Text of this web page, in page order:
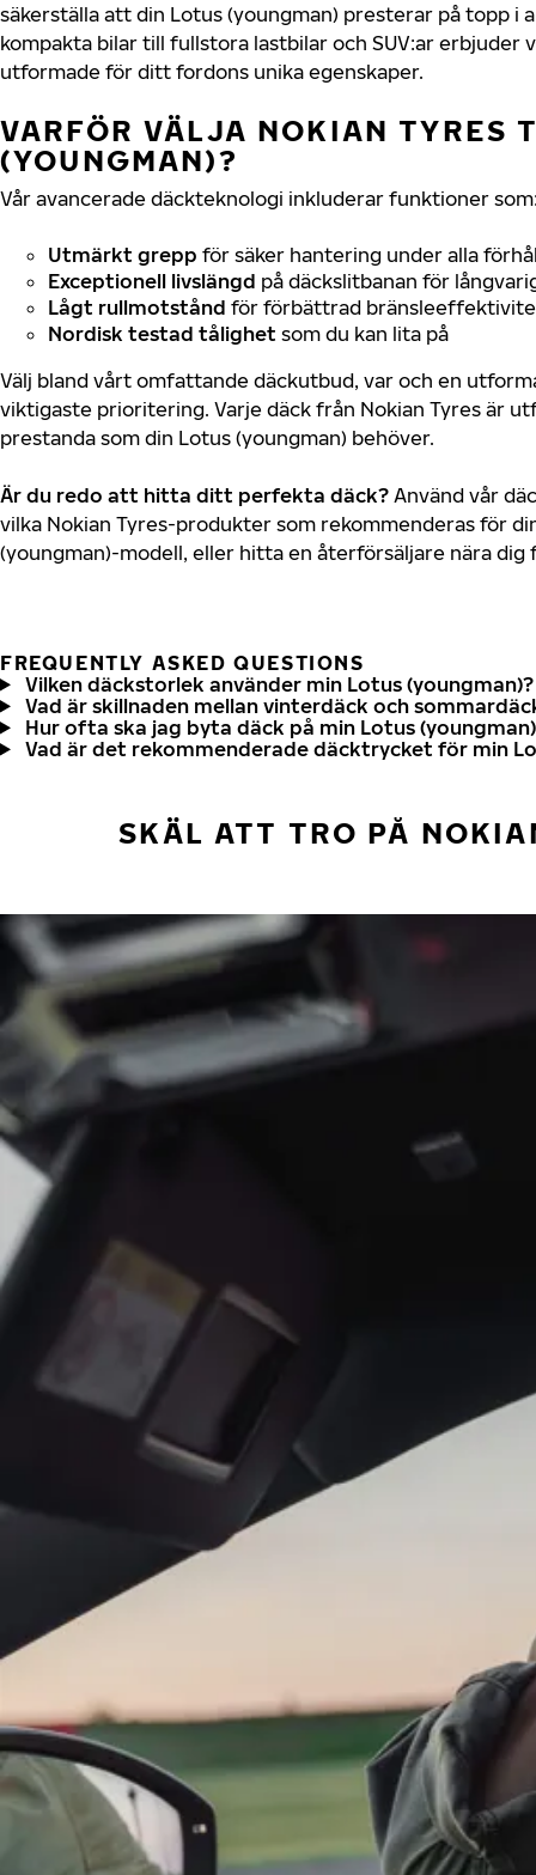
säkerställa att din Lotus (youngman) presterar på topp i
kompakta bilar till fullstora lastbilar och SUV:ar erbjuder
utformade för ditt fordons unika egenskaper.
VARFÖR VÄLJA NOKIAN TYRES
(YOUNGMAN)?
Vår avancerade däckteknologi inkluderar funktioner
Utmärkt grepp för säker hantering under alla
Exceptionell livslängd på däckslitbanan för
Lågt rullmotstånd för förbättrad
Nordisk testad tålighet som du kan lita på
Välj bland vårt omfattande däckutbud, var och en
viktigaste prioritering. Varje däck från Nokian Tyres är
prestanda som din Lotus (youngman) behöver.
Är du redo att hitta ditt perfekta däck? Använd vår
vilka Nokian Tyres-produkter som rekommenderas för
(youngman)-modell, eller hitta en återförsäljare nära
FREQUENTLY ASKED QUESTIONS
Vilken däckstorlek använder min Lotus (youngman)?
Vad är skillnaden mellan vinterdäck och
Hur ofta ska jag byta däck på min Lotus
Vad är det rekommenderade däcktrycket för min
SKÄL ATT TRO PÅ